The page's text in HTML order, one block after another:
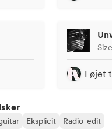
Føjet
Eksplicit Radio-edit